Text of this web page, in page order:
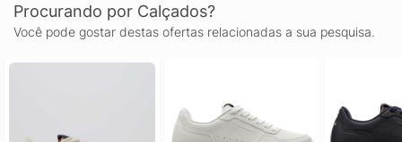
Procurando por Calçados?
Você pode gostar destas ofertas relacionadas a sua pesquisa.